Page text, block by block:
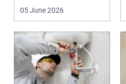
midt i sorgen.
05 June 2026